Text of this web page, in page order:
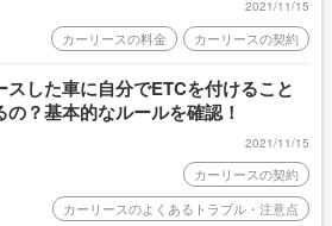
2021/11/15
カーリースの料金 カーリースの契約
スした車に自分でETCを付けること
の？基本的なルールを確認！
2021/11/15
カーリースの契約
カーリースのよくあるトラブル・注意点